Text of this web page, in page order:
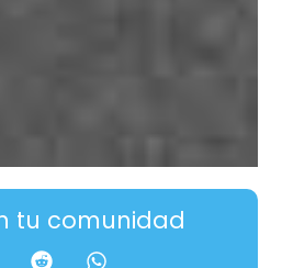
tu comunidad